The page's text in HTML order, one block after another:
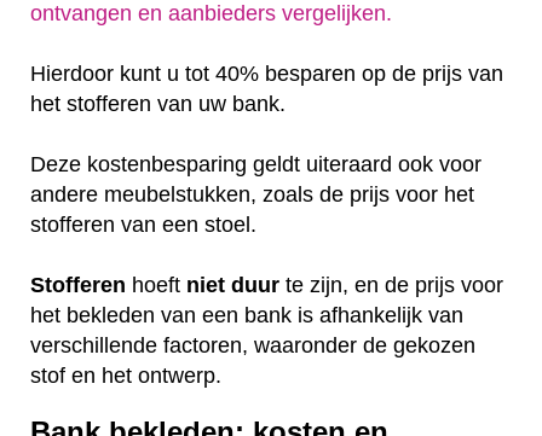
ontvangen en aanbieders vergelijken.
Hierdoor kunt u tot 40% besparen op de prijs van
het stofferen van uw bank.
Deze kostenbesparing geldt uiteraard ook voor
andere meubelstukken, zoals de prijs voor het
stofferen van een stoel.
Stofferen hoeft niet duur te zijn, en de prijs voor
het bekleden van een bank is afhankelijk van
verschillende factoren, waaronder de gekozen
stof en het ontwerp.